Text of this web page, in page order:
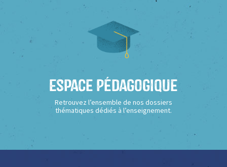
Espace Pédagogique
Retrouvez l’ensemble de nos dossiers
thématiques dédiés à l’enseignement.